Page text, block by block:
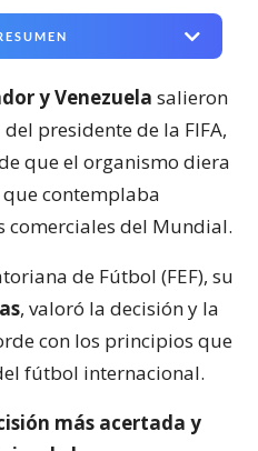
y Venezuela salieron
presidente de la FIFA,
que el organismo diera
contemplaba
comerciales del Mundial.
de Fútbol (FEF), su
, valoró la decisión y la
con los principios que
fútbol internacional.
más acertada y